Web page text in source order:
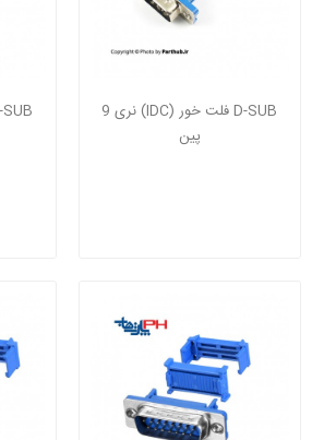
D-SUB فلت خور (IDC) نری 9
پین